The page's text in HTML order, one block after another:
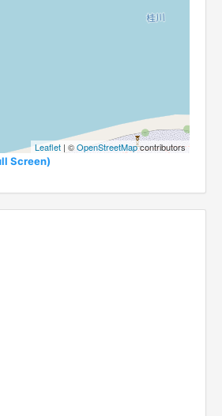
Leaflet | ©OpenStreetMapcontributors
Screen)